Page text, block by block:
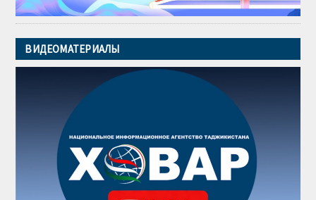
ВИДЕОМАТЕРИАЛЫ